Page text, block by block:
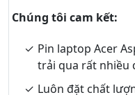
Chúng tôi cam kết:
Pin laptop Acer
trải qua rất nhiều
Luôn đặt chất